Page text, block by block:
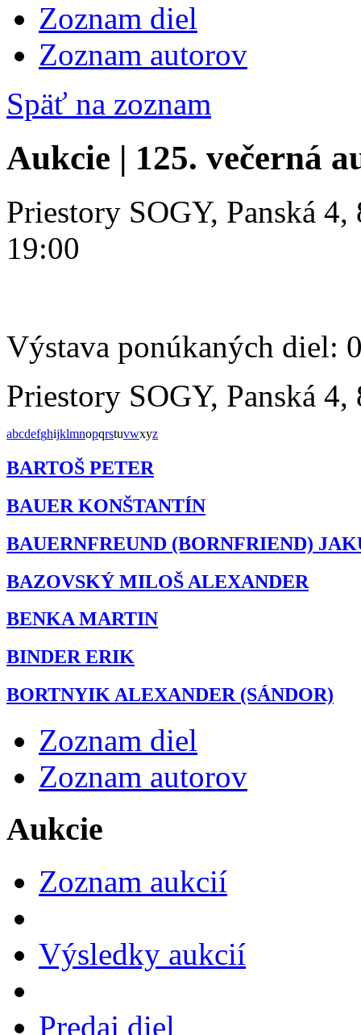
Zoznam diel
Zoznam autorov
Späť na zoznam
Aukcie | 125. večerná
Priestory SOGY, Panská
19:00
Výstava ponúkaných diel:
Priestory SOGY, Panská
abcdefghijklmnopqrstuvwxyz
BARTOŠ PETER
BAUER KONŠTANTÍN
BAUERNFREUND (BORNFRIEND)
BAZOVSKÝ MILOŠ ALEXANDER
BENKA MARTIN
BINDER ERIK
BORTNYIK ALEXANDER (SÁNDOR)
Zoznam diel
Zoznam autorov
Aukcie
Zoznam aukcií
Výsledky aukcií
Predaj diel